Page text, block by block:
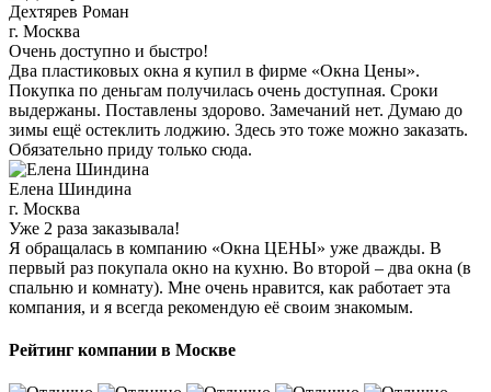
Дехтярев Роман
г. Москва
Очень доступно и быстро!
Два пластиковых окна я купил в фирме «Окна Цены».
Покупка по деньгам получилась очень доступная. Сроки
выдержаны. Поставлены здорово. Замечаний нет. Думаю до
зимы ещё остеклить лоджию. Здесь это тоже можно заказать.
Обязательно приду только сюда.
Елена Шиндина
г. Москва
Уже 2 раза заказывала!
Я обращалась в компанию «Окна ЦЕНЫ» уже дважды. В
первый раз покупала окно на кухню. Во второй – два окна (в
спальню и комнату). Мне очень нравится, как работает эта
компания, и я всегда рекомендую её своим знакомым.
Рейтинг компании в Москве